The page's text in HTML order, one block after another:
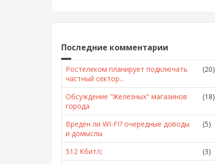
Последние комментарии
Ростелеком планирует подключать
частный сектор...
(20)
Обсуждение "Железных" магазинов
города
(18)
Вреден ли WI-FI? очередные доводы
и домыслы
(5)
512 Кбит/с
(3)